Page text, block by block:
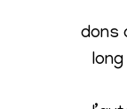
dons